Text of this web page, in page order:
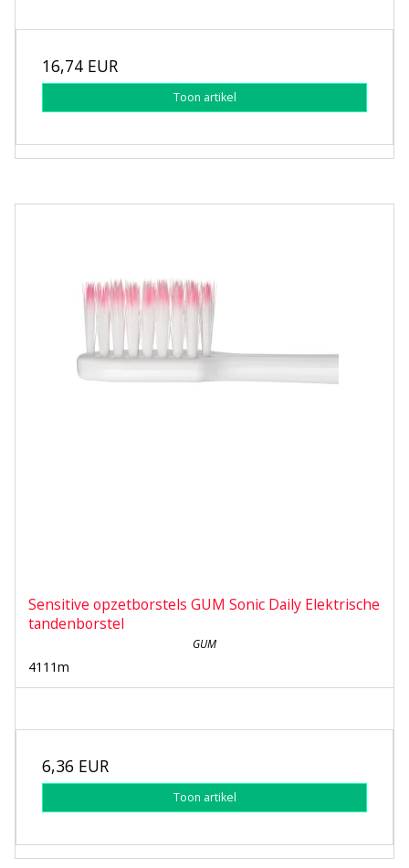
16,74 EUR
Toon artikel
Sensitive opzetborstels GUM Sonic Daily Elektrische
tandenborstel
GUM
4111m
6,36 EUR
Toon artikel